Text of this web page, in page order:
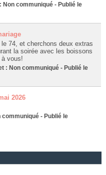
Non communiqué - Publié le
74, et cherchons deux extras
la soirée avec les boissons
vous!
: Non communiqué - Publié le
2026
- Publié le